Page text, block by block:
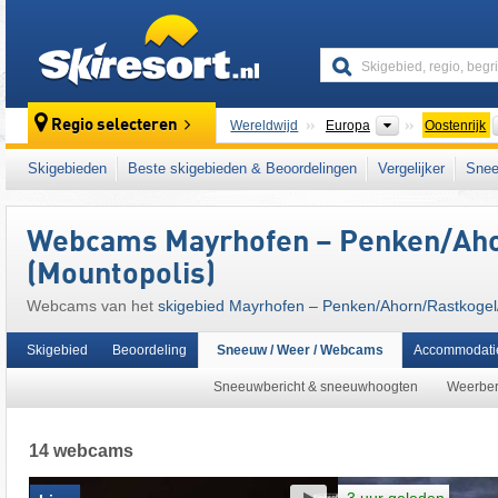
Regio selecteren Wereldwijd Europa Continenten
Oostenrijk
Wereldwijd Europa Continenten
Oostenrijk
Alpen, West-Europa, Midden-Europa ,
Skigebieden Beste skigebieden & Beoordelingen Vergelijker
Webcams Mayrhofen – Penken/​
(Mountopolis)
Webcams van het skigebied Mayrhofen – Penken/​Ahorn/​
Skigebied Beoordeling Sneeuw / Weer / Webcams
Sneeuwbericht & sneeuwhoogten
14 webcams